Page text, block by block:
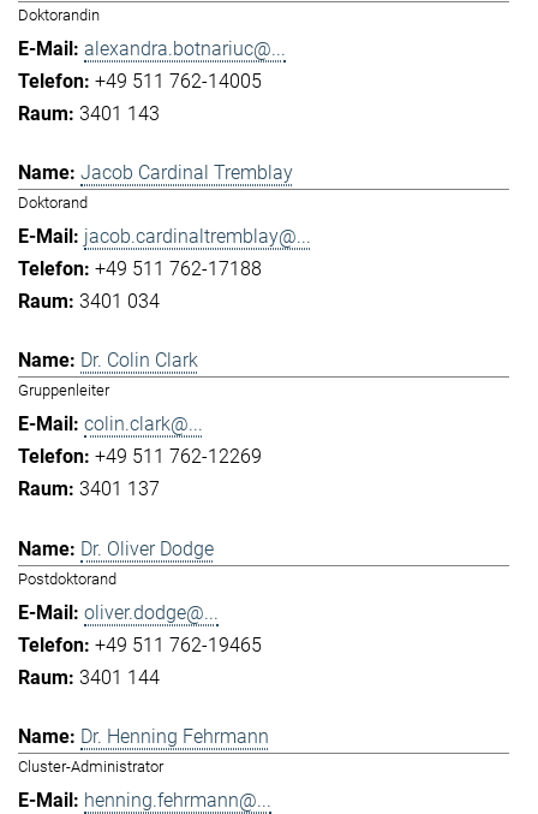
Doktorandin
alexandra.botnariuc@...
+49 511 762-14005
3401 143
Jacob Cardinal Tremblay
Doktorand
jacob.cardinaltremblay@...
+49 511 762-17188
3401 034
Dr. Colin Clark
Gruppenleiter
colin.clark@...
+49 511 762-12269
3401 137
Dr. Oliver Dodge
Postdoktorand
oliver.dodge@...
+49 511 762-19465
3401 144
Dr. Henning Fehrmann
Cluster-Administrator
henning.fehrmann@...